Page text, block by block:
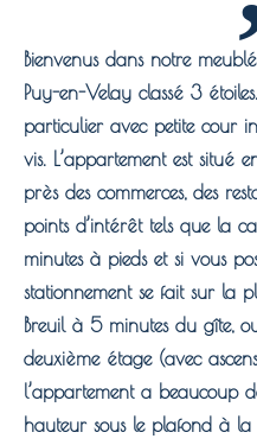
Bienvenus dans notre
Puy-en-Velay classé 3
particulier avec petite cour
vis. L’appartement est situé
près des commerces, des
points d’intérêt tels que la
minutes à pieds et si vous
stationnement se fait sur la
Breuil à 5 minutes du gîte,
deuxième étage (avec
l’appartement a beaucoup
hauteur sous le plafond à